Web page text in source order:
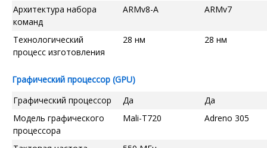
Архитектура набора
команд
ARMv8-A ARMv7
Технологический
процесс изготовления
28 нм 28 нм
Графический процессор (GPU)
Графический процессор
Да
Да
Модель графического
процессора
Mali-T720 Adreno 305